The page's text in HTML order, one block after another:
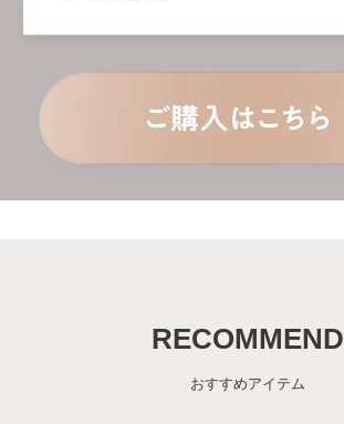
RECOMMEND
おすすめアイテム